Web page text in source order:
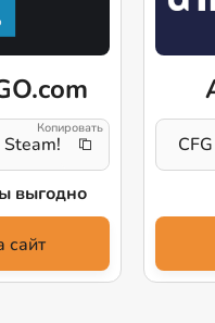
выгодно
сайт